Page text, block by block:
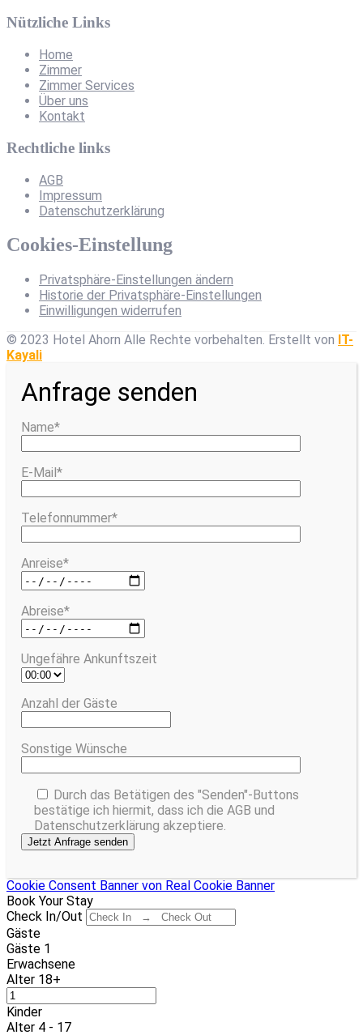
Nützliche Links
Home
Zimmer
Zimmer Services
Über uns
Kontakt
Rechtliche links
AGB
Impressum
Datenschutzerklärung
Cookies-Einstellung
Privatsphäre-Einstellungen ändern
Historie der Privatsphäre-Einstellungen
Einwilligungen widerrufen
© 2023 Hotel Ahorn Alle Rechte vorbehalten. Erstellt von IT-
Kayali
Anfrage senden
Name*
E-Mail*
Telefonnummer*
Anreise*
Abreise*
Ungefähre Ankunftszeit
Anzahl der Gäste
Sonstige Wünsche
Durch das Betätigen des "Senden"-Buttons
bestätige ich hiermit, dass ich die AGB und
Datenschutzerklärung akzeptiere.
Cookie Consent Banner von Real Cookie Banner
Book Your Stay
Check In/Out
Gäste
Gäste 1
Erwachsene
Alter 18+
Kinder
Alter 4 - 17